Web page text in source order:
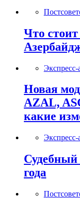
Что
Экспресс-
Новая
AZAL,
какие
Экспресс-
Судебный
года